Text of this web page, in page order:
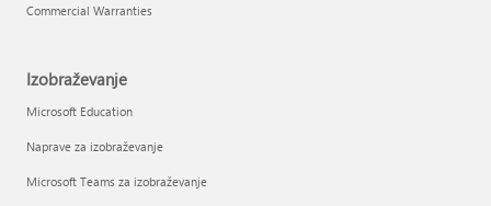
Commercial Warranties
Izobraževanje
Microsoft Education
Naprave za izobraževanje
Microsoft Teams za izobraževanje